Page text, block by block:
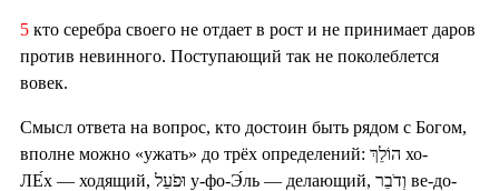
5 кто серебра своего не отдает в рост и не принимает даров
против невинного. Поступающий так не поколеблется
вовек.
Смысл ответа на вопрос, кто достоин быть рядом с Богом,
вполне можно «ужать» до трёх определений: הוֹלֵךְ хо-
ЛЕ́х — ходящий, וּפֹעֵל у-фо-Э́ль — делающий, וְדֹבֵר ве-до-